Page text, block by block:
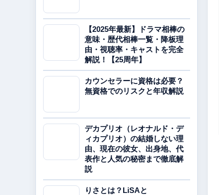
【2025年最新】ドラマ相棒の
意味・歴代相棒一覧・降板理
由・視聴率・キャストを完全
解説！【25周年】
カウンセラーに資格は必要？
無資格でのリスクと年収解説
デカプリオ（レオナルド・デ
ィカプリオ）の結婚しない理
由、現在の彼女、出身地、代
表作と人気の秘密まで徹底解
説
りさとは？LiSAと